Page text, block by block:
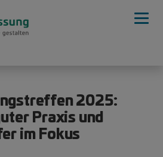
2025:
Praxis und
im Fokus